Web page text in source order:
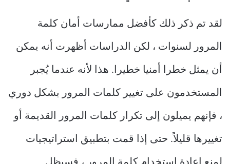
لقد تم ذكر ذلك كأفضل ممارسات أمان كلمة
المرور لسنوات ، لكن الدراسات أظهرت أنه يمكن
أن يمثل خطرا أمنيا خطيرا. هذا لأنه عندما يُجبر
المستخدمون على تغيير كلمات المرور بشكل دوري
، فإنهم يميلون إلى تكرار كلمات المرور القديمة أو
تغييرها قليلاً. حتى إذا قمت بتطبيق استراتيجيات